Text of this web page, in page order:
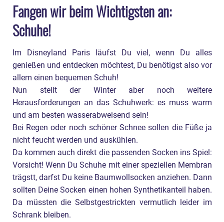
Fangen wir beim Wichtigsten an:
Schuhe!
Im Disneyland Paris läufst Du viel, wenn Du alles
genießen und entdecken möchtest, Du benötigst also vor
allem einen bequemen Schuh!
Nun stellt der Winter aber noch weitere
Herausforderungen an das Schuhwerk: es muss warm
und am besten wasserabweisend sein!
Bei Regen oder noch schöner Schnee sollen die Füße ja
nicht feucht werden und auskühlen.
Da kommen auch direkt die passenden Socken ins Spiel:
Vorsicht! Wenn Du Schuhe mit einer speziellen Membran
trägstt, darfst Du keine Baumwollsocken anziehen. Dann
sollten Deine Socken einen hohen Synthetikanteil haben.
Da müssten die Selbstgestrickten vermutlich leider im
Schrank bleiben.